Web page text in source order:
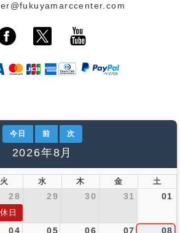
今日 前 次
2026年8月
火 水 木 金 土
28 29 30 31 01
日
04 05 06 07 08